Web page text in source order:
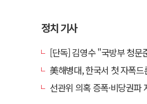
정치 기사
[단독] 김영수 "국방부 청문
美해병대, 한국서 첫 자폭드론
선관위 의혹 증폭·비당권파 자